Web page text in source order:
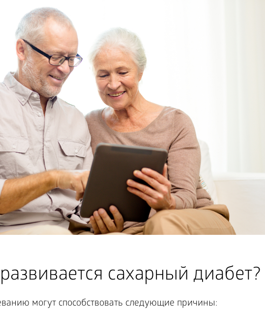
сахарный диабет?
могут способствовать следующие причины: